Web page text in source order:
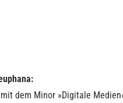
dem Minor »Digitale